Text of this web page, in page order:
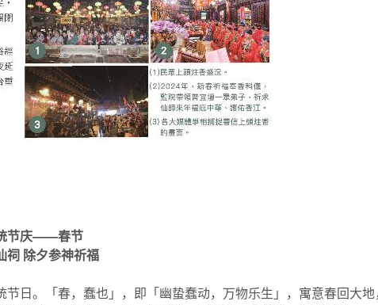
节庆——春节
祠 除夕参神祈福
日。「春，蠢也」，即「幽蛰蠢动，万物乐生」，寓意春回大